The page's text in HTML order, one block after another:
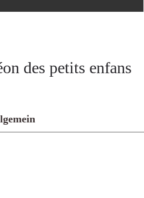
des petits enfans